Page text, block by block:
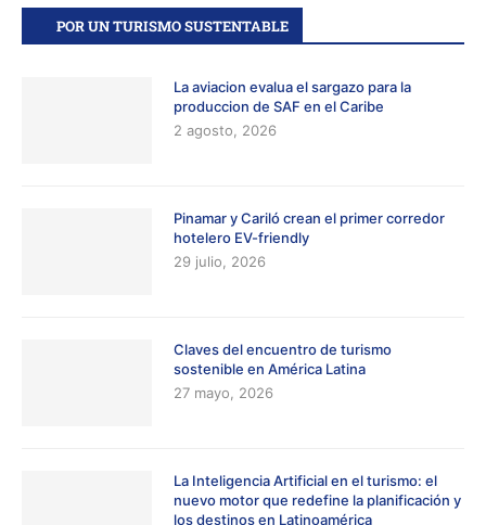
POR UN TURISMO SUSTENTABLE
La aviacion evalua el sargazo para la
produccion de SAF en el Caribe
2 agosto, 2026
Pinamar y Cariló crean el primer corredor
hotelero EV-friendly
29 julio, 2026
Claves del encuentro de turismo
sostenible en América Latina
27 mayo, 2026
La Inteligencia Artificial en el turismo: el
nuevo motor que redefine la planificación y
los destinos en Latinoamérica